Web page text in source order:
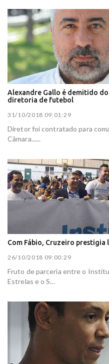
Alexandre Gallo é demitido
diretoria de futebol
31/10/2018 09:01:29
Diretor foi contratado para
Câmara......
Com Fábio, Cruzeiro
26/10/2018 09:00:29
Fruto de parceria entre o
Estrelas e o S...